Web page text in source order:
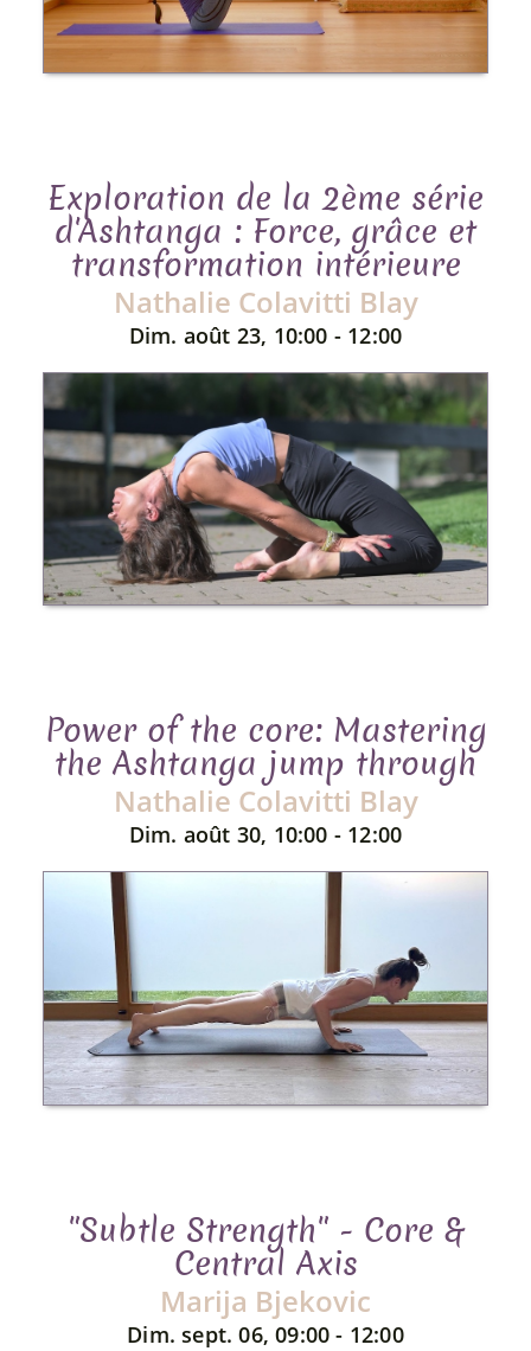
Exploration de la 2ème série
d'Ashtanga : Force, grâce et
transformation intérieure
Nathalie Colavitti Blay
Dim. août 23, 10:00 - 12:00
Power of the core: Mastering
the Ashtanga jump through
Nathalie Colavitti Blay
Dim. août 30, 10:00 - 12:00
"Subtle Strength" - Core &
Central Axis
Marija Bjekovic
Dim. sept. 06, 09:00 - 12:00